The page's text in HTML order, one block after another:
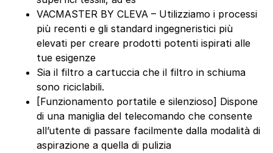
VACMASTER BY CLEVA – Utilizziamo i processi
più recenti e gli standard ingegneristici più
elevati per creare prodotti potenti ispirati alle
tue esigenze
Sia il filtro a cartuccia che il filtro in schiuma
sono riciclabili.
[Funzionamento portatile e silenzioso] Dispone
di una maniglia del telecomando che consente
all’utente di passare facilmente dalla modalità di
aspirazione a quella di pulizia